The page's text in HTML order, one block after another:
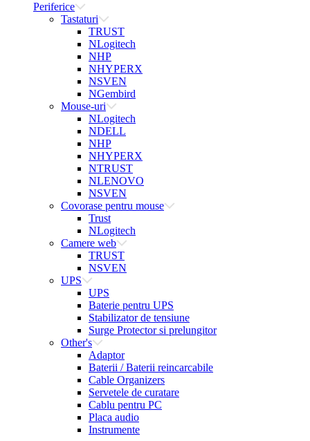
Periferice
Tastaturi
TRUST
NLogitech
NHP
NHYPERX
NSVEN
NGembird
Mouse-uri
NLogitech
NDELL
NHP
NHYPERX
NTRUST
NLENOVO
NSVEN
Covorase pentru mouse
Trust
NLogitech
Camere web
TRUST
NSVEN
UPS
UPS
Baterie pentru UPS
Stabilizator de tensiune
Surge Protector si prelungitor
Other's
Adaptor
Baterii / Baterii reincarcabile
Cable Organizers
Servetele de curatare
Cablu pentru PC
Placa audio
Instrumente